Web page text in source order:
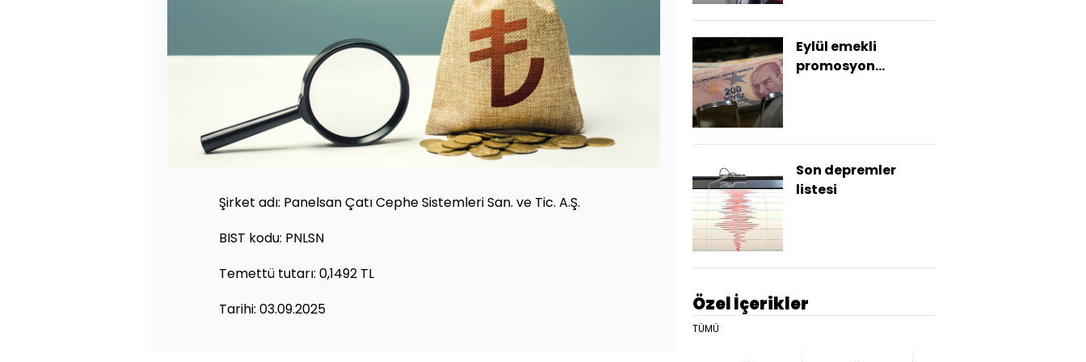
Şirket adı: Panelsan Çatı Cephe Sistemleri San. ve Tic. A.Ş.
BIST kodu: PNLSN
Temettü tutarı: 0,1492 TL
Tarihi: 03.09.2025
Özel İçerikler
TÜMÜ
Eylül emekli
promosyon
Son depremler
listesi